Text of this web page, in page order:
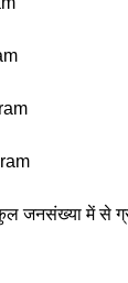
जनसंख्या में से